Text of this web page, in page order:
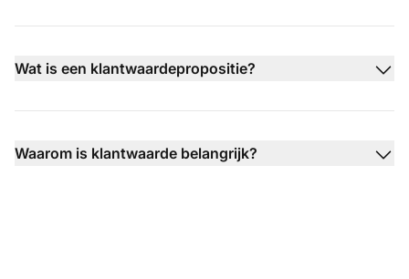
Wat is een klantwaardepropositie?
Waarom is klantwaarde belangrijk?